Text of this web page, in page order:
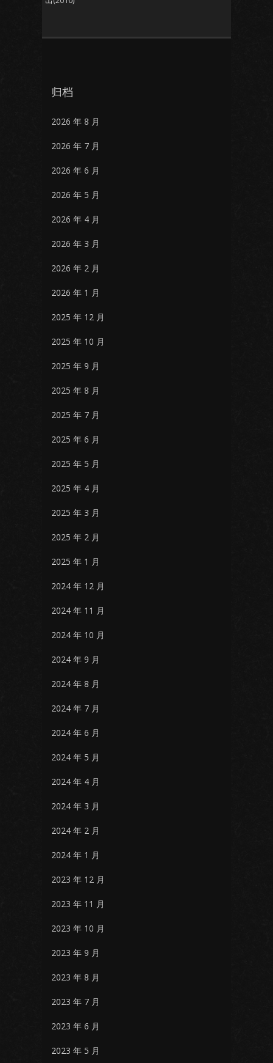
归档
2026 年 8 月
2026 年 7 月
2026 年 6 月
2026 年 5 月
2026 年 4 月
2026 年 3 月
2026 年 2 月
2026 年 1 月
2025 年 12 月
2025 年 10 月
2025 年 9 月
2025 年 8 月
2025 年 7 月
2025 年 6 月
2025 年 5 月
2025 年 4 月
2025 年 3 月
2025 年 2 月
2025 年 1 月
2024 年 12 月
2024 年 11 月
2024 年 10 月
2024 年 9 月
2024 年 8 月
2024 年 7 月
2024 年 6 月
2024 年 5 月
2024 年 4 月
2024 年 3 月
2024 年 2 月
2024 年 1 月
2023 年 12 月
2023 年 11 月
2023 年 10 月
2023 年 9 月
2023 年 8 月
2023 年 7 月
2023 年 6 月
2023 年 5 月